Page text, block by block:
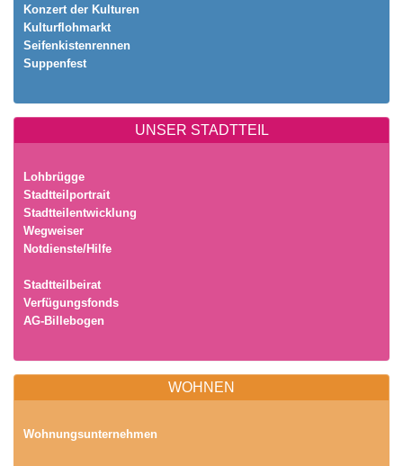
Konzert der Kulturen
Kulturflohmarkt
Seifenkistenrennen
Suppenfest
UNSER STADTTEIL
Lohbrügge
Stadtteilportrait
Stadtteilentwicklung
Wegweiser
Notdienste/Hilfe
Stadtteilbeirat
Verfügungsfonds
AG-Billebogen
WOHNEN
Wohnungsunternehmen